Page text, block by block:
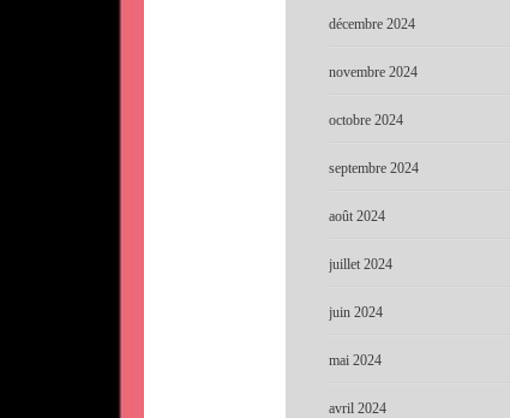
décembre 2024
novembre 2024
octobre 2024
septembre 2024
août 2024
juillet 2024
juin 2024
mai 2024
avril 2024